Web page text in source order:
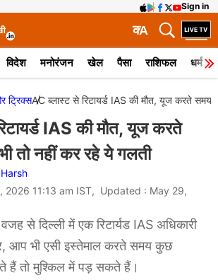
Sign in
A
क
विदेश मनोरंजन खेल पैसा राशिफल धर्म
ट्रिक्सAC ब्लास्ट से रिटायर्ड IAS की मौत, यूज करते समय
IAS की मौत, यूज करते
तो नहीं कर रहे ये गलती
2026 11:13 am IST, Updated : May 29,
से दिल्ली में एक रिटार्यड IAS अधिकारी
आप भी एसी इस्तेमाल करते समय कुछ
हैं तो मुश्किल में पड़ सकते हैं।